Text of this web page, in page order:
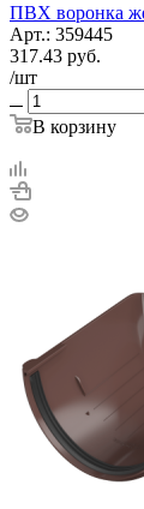
ПВХ воронка
Арт.: 359445
317.43 руб.
/шт
В корзину